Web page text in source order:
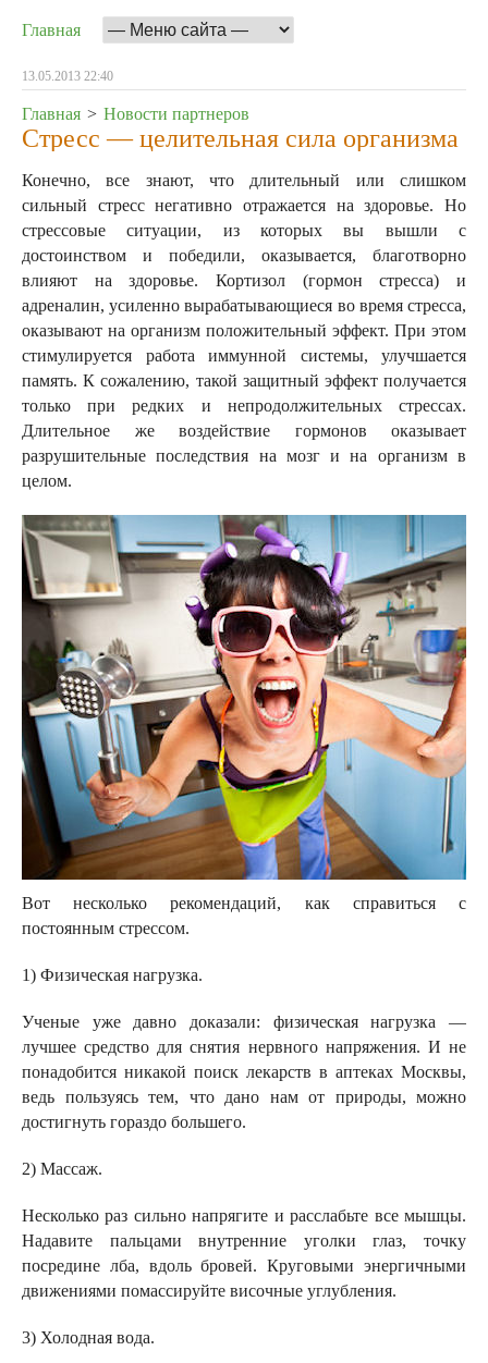
Главная
13.05.2013 22:40
Главная > Новости партнеров
Стресс — целительная сила организма
Конечно, все знают, что длительный или слишком
сильный стресс негативно отражается на здоровье. Но
стрессовые ситуации, из которых вы вышли с
достоинством и победили, оказывается, благотворно
влияют на здоровье. Кортизол (гормон стресса) и
адреналин, усиленно вырабатывающиеся во время стресса,
оказывают на организм положительный эффект. При этом
стимулируется работа иммунной системы, улучшается
память. К сожалению, такой защитный эффект получается
только при редких и непродолжительных стрессах.
Длительное же воздействие гормонов оказывает
разрушительные последствия на мозг и на организм в
целом.
Вот несколько рекомендаций, как справиться с
постоянным стрессом.
1) Физическая нагрузка.
Ученые уже давно доказали: физическая нагрузка —
лучшее средство для снятия нервного напряжения. И не
понадобится никакой поиск лекарств в аптеках Москвы,
ведь пользуясь тем, что дано нам от природы, можно
достигнуть гораздо большего.
2) Массаж.
Несколько раз сильно напрягите и расслабьте все мышцы.
Надавите пальцами внутренние уголки глаз, точку
посредине лба, вдоль бровей. Круговыми энергичными
движениями помассируйте височные углубления.
3) Холодная вода.